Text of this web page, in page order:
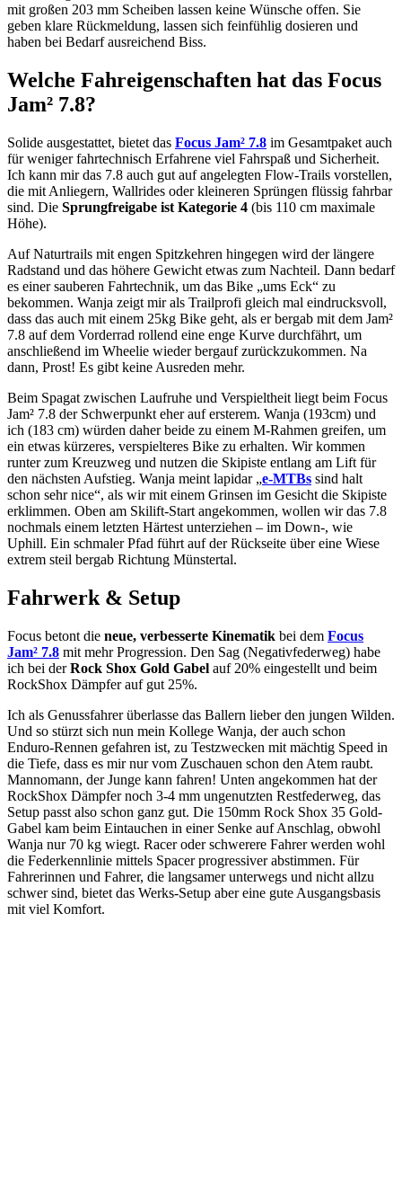
mit großen 203 mm Scheiben lassen keine Wünsche offen. Sie
geben klare Rückmeldung, lassen sich feinfühlig dosieren und
haben bei Bedarf ausreichend Biss.
Welche Fahreigenschaften hat das Focus
Jam² 7.8?
Solide ausgestattet, bietet das Focus Jam² 7.8 im Gesamtpaket auch
für weniger fahrtechnisch Erfahrene viel Fahrspaß und Sicherheit.
Ich kann mir das 7.8 auch gut auf angelegten Flow-Trails vorstellen,
die mit Anliegern, Wallrides oder kleineren Sprüngen flüssig fahrbar
sind. Die Sprungfreigabe ist Kategorie 4 (bis 110 cm maximale
Höhe).
Auf Naturtrails mit engen Spitzkehren hingegen wird der längere
Radstand und das höhere Gewicht etwas zum Nachteil. Dann bedarf
es einer sauberen Fahrtechnik, um das Bike „ums Eck“ zu
bekommen. Wanja zeigt mir als Trailprofi gleich mal eindrucksvoll,
dass das auch mit einem 25kg Bike geht, als er bergab mit dem Jam²
7.8 auf dem Vorderrad rollend eine enge Kurve durchfährt, um
anschließend im Wheelie wieder bergauf zurückzukommen. Na
dann, Prost! Es gibt keine Ausreden mehr.
Beim Spagat zwischen Laufruhe und Verspieltheit liegt beim Focus
Jam² 7.8 der Schwerpunkt eher auf ersterem. Wanja (193cm) und
ich (183 cm) würden daher beide zu einem M-Rahmen greifen, um
ein etwas kürzeres, verspielteres Bike zu erhalten. Wir kommen
runter zum Kreuzweg und nutzen die Skipiste entlang am Lift für
den nächsten Aufstieg. Wanja meint lapidar „e-MTBs sind halt
schon sehr nice“, als wir mit einem Grinsen im Gesicht die Skipiste
erklimmen. Oben am Skilift-Start angekommen, wollen wir das 7.8
nochmals einem letzten Härtest unterziehen – im Down-, wie
Uphill. Ein schmaler Pfad führt auf der Rückseite über eine Wiese
extrem steil bergab Richtung Münstertal.
Fahrwerk & Setup
Focus betont die neue, verbesserte Kinematik bei dem Focus
Jam² 7.8 mit mehr Progression. Den Sag (Negativfederweg) habe
ich bei derRock Shox Gold Gabel auf 20% eingestellt und beim
RockShox Dämpfer auf gut 25%.
Ich als Genussfahrer überlasse das Ballern lieber den jungen Wilden.
Und so stürzt sich nun mein Kollege Wanja, der auch schon
Enduro-Rennen gefahren ist, zu Testzwecken mit mächtig Speed in
die Tiefe, dass es mir nur vom Zuschauen schon den Atem raubt.
Mannomann, der Junge kann fahren! Unten angekommen hat der
RockShox Dämpfer noch 3-4 mm ungenutzten Restfederweg, das
Setup passt also schon ganz gut. Die 150mm Rock Shox 35 Gold-
Gabel kam beim Eintauchen in einer Senke auf Anschlag, obwohl
Wanja nur 70 kg wiegt. Racer oder schwerere Fahrer werden wohl
die Federkennlinie mittels Spacer progressiver abstimmen. Für
Fahrerinnen und Fahrer, die langsamer unterwegs und nicht allzu
schwer sind, bietet das Werks-Setup aber eine gute Ausgangsbasis
mit viel Komfort.